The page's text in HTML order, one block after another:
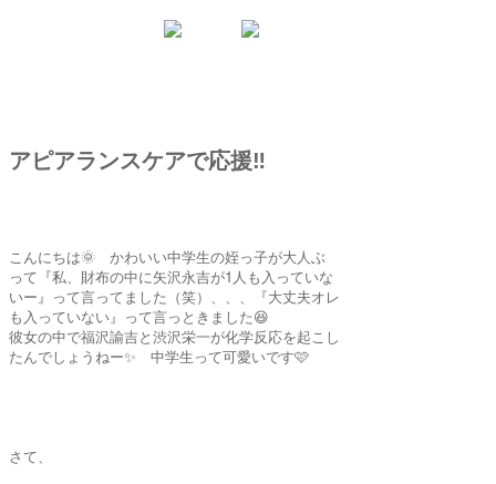
アピアランスケアで応援‼️
こんにちは🌞 かわいい中学生の姪っ子が大人ぶ
って『私、財布の中に矢沢永吉が1人も入っていな
いー』って言ってました（笑）、、、『大丈夫オレ
も入っていない』って言っときました😆
彼女の中で福沢諭吉と渋沢栄一が化学反応を起こし
たんでしょうねー✨ 中学生って可愛いです🩷
さて、